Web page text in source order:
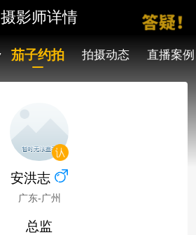
摄影师详情
茄子约拍 拍摄动态 直播案例
安洪志
广东-广州
总监